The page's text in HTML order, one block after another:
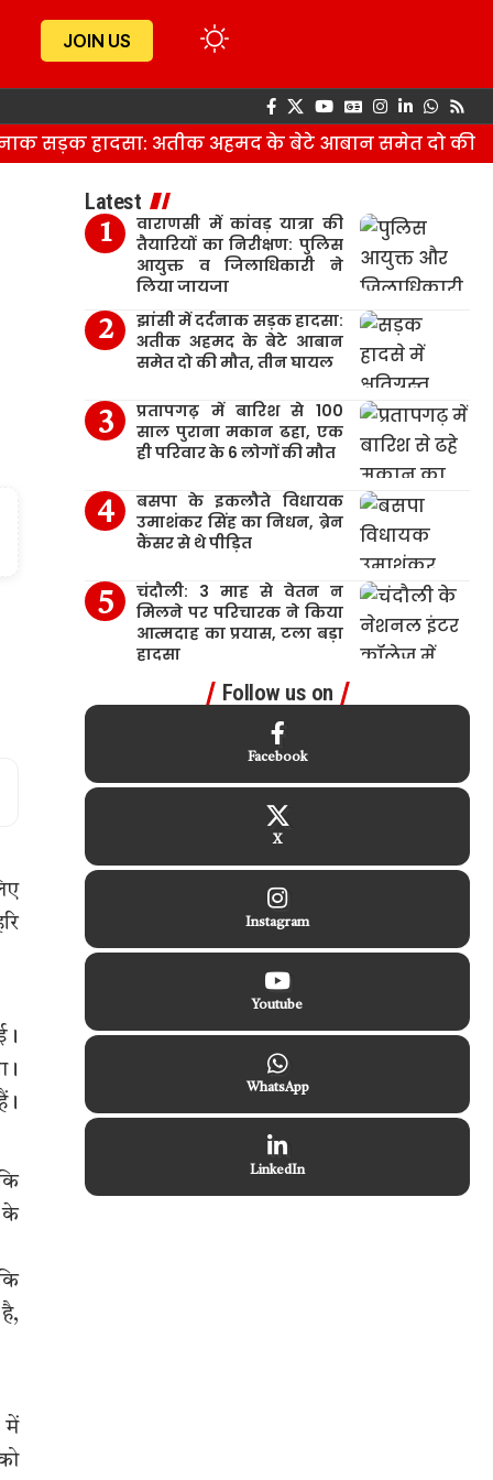
JOIN US
सड़क हादसा: अतीक अहमद के बेटे आबान समेत दो की मौत,
के
में
Latest
वाराणसी में कांवड़ यात्रा की
तैयारियों का निरीक्षण: पुलिस
आयुक्त व जिलाधिकारी ने
लिया जायजा
झांसी में दर्दनाक सड़क हादसा:
अतीक अहमद के बेटे आबान
समेत दो की मौत, तीन घायल
प्रतापगढ़ में बारिश से 100
साल पुराना मकान ढहा, एक
ही परिवार के 6 लोगों की मौत
बसपा के इकलौते विधायक
उमाशंकर सिंह का निधन, ब्रेन
कैंसर से थे पीड़ित
चंदौली: 3 माह से वेतन न
मिलने पर परिचारक ने किया
आत्मदाह का प्रयास, टला बड़ा
हादसा
Follow us on
Facebook
X
Instagram
Youtube
WhatsApp
LinkedIn